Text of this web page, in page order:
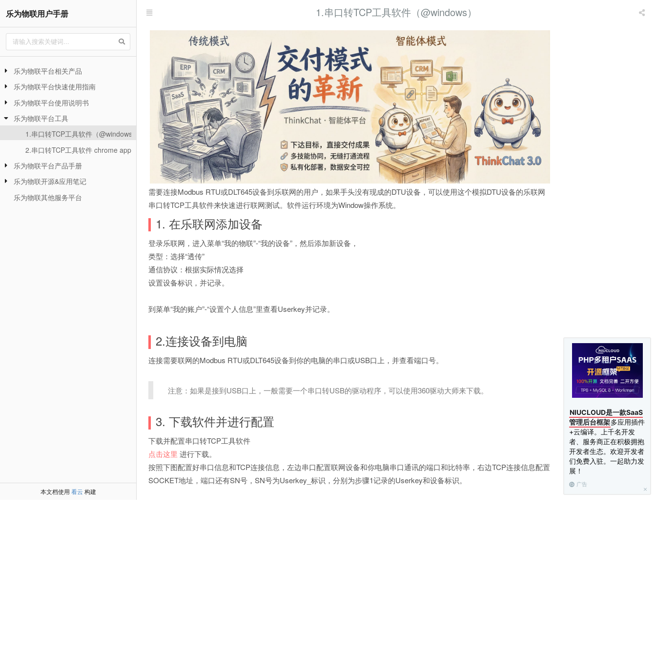
NIUCLOUD是一款SaaS
管理后台框架多应用插件
+云编译。上千名开发
者、服务商正在积极拥抱
开发者生态。欢迎开发者
们免费入驻。一起助力发
展！
广告
乐为物联用户手册
乐为物联平台相关产品
乐为物联平台快速使用指南
乐为物联平台使用说明书
乐为物联平台工具
1.串口转TCP工具软件（@windows）
2.串口转TCP工具软件 chrome app
乐为物联平台产品手册
乐为物联开源&应用笔记
乐为物联其他服务平台
本文档使用 看云 构建
1.串口转TCP工具软件（@windows）
需要连接Modbus RTU或DLT645设备到乐联网的用户，如果手头没有现成的DTU设备，可以使用这个模拟DTU设备的乐联网
串口转TCP工具软件来快速进行联网测试。软件运行环境为Window操作系统。
1. 在乐联网添加设备
登录乐联网，进入菜单“我的物联”-“我的设备”，然后添加新设备，
类型：选择“透传”
通信协议：根据实际情况选择
设置设备标识，并记录。
到菜单“我的账户”-“设置个人信息”里查看Userkey并记录。
2.连接设备到电脑
连接需要联网的Modbus RTU或DLT645设备到你的电脑的串口或USB口上，并查看端口号。
注意：如果是接到USB口上，一般需要一个串口转USB的驱动程序，可以使用360驱动大师来下载。
3. 下载软件并进行配置
下载并配置串口转TCP工具软件
点击这里 进行下载。
按照下图配置好串口信息和TCP连接信息，左边串口配置联网设备和你电脑串口通讯的端口和比特率，右边TCP连接信息配置
SOCKET地址，端口还有SN号，SN号为Userkey_标识，分别为步骤1记录的Userkey和设备标识。